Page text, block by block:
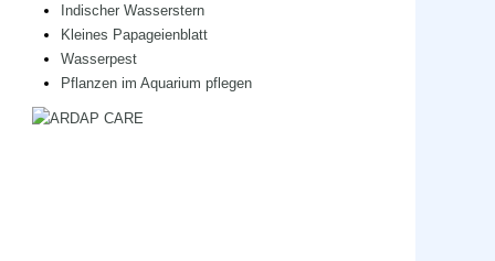
Indischer Wasserstern
Kleines Papageienblatt
Wasserpest
Pflanzen im Aquarium pflegen